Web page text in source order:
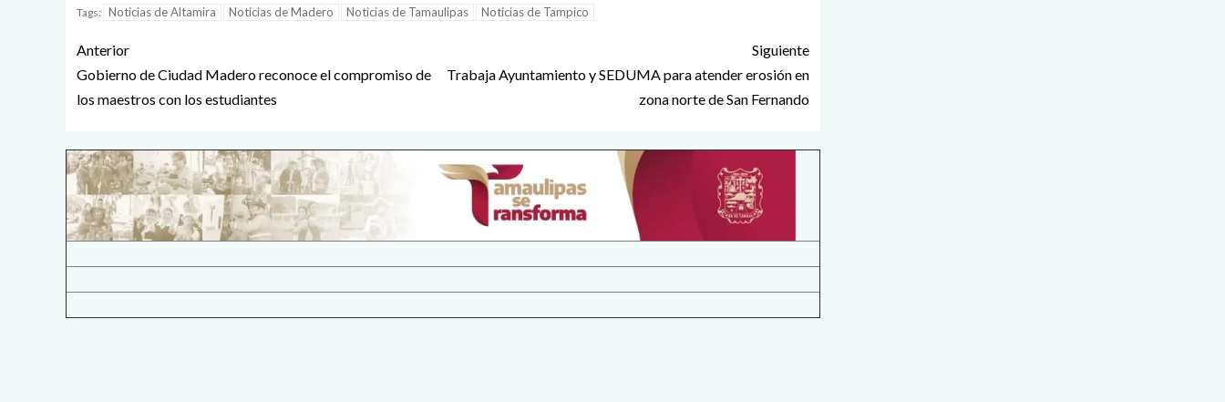
Tags: Noticias de Altamira Noticias de Madero Noticias de Tamaulipas Noticias de Tampico
Anterior
Gobierno de Ciudad Madero reconoce el compromiso de
los maestros con los estudiantes
Siguiente
Trabaja Ayuntamiento y SEDUMA para atender erosión en
zona norte de San Fernando